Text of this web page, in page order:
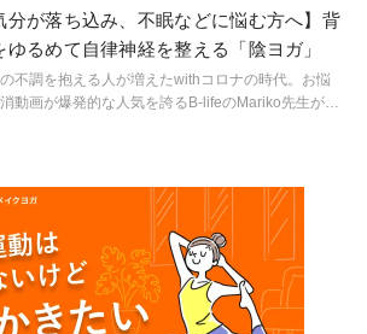
秋に多い不調を解消して、１日を快適に過ごすため
背骨ほぐしヨガ」をご紹介します。
分が落ち込み、不眠などに悩む方へ】背
ゆるめて自律神経を整える「陰ヨガ」
不調を抱える人が増えたwithコロナの時代。お悩
動画が爆発的な人気を誇るB-lifeのMariko先生が、